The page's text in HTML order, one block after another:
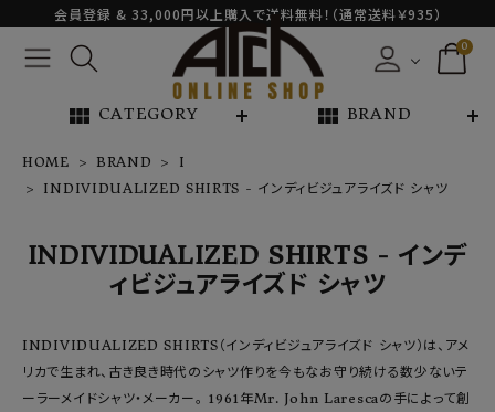
会員登録 & 33,000円以上購入で送料無料！（通常送料￥935）
0
view_module CATEGORY view_module BRAND
ARCH EXCLUSIVE
CATEGORY
HOME BRAND
I
INDIVIDUALIZED SHIRTS - インディビジュアライズド シャツ
INDIVIDUALIZED SHIRTS - インデ
ィビジュアライズド シャツ
INDIVIDUALIZED SHIRTS（インディビジュアライズド シャツ）は、アメ
リカで生まれ、古き良き時代のシャツ作りを今もなお守り続ける数少ないテ
ーラーメイドシャツ・メーカー。 1961年Mr. John Larescaの手によって創